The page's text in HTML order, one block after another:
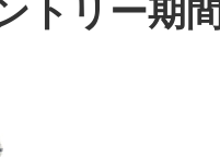
トリー期間